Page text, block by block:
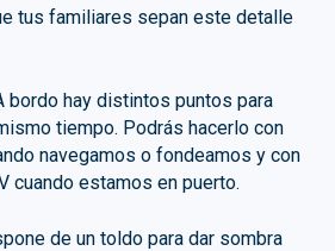
tus familiares sepan este detalle
bordo hay distintos puntos para
tiempo. Podrás hacerlo con
navegamos o fondeamos y con
cuando estamos en puerto.
de un toldo para dar sombra